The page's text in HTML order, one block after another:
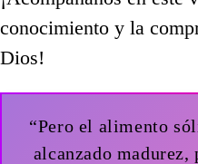
conocimiento y la
Dios!
“Pero el alimento
alcanzado madurez,